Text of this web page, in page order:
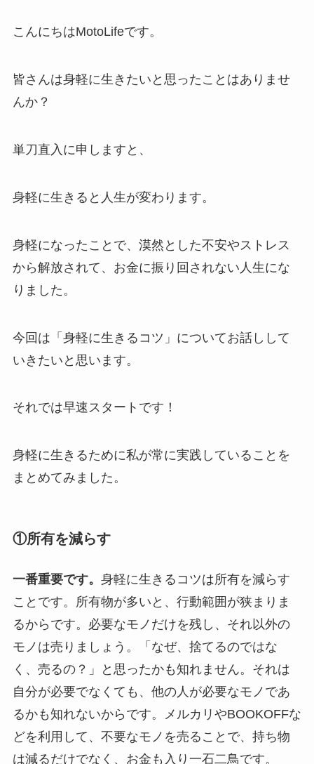
こんにちはMotoLifeです。
皆さんは身軽に生きたいと思ったことはありませ
んか？
単刀直入に申しますと、
身軽に生きると人生が変わります。
身軽になったことで、漠然とした不安やストレス
から解放されて、お金に振り回されない人生にな
りました。
今回は「身軽に生きるコツ」についてお話しして
いきたいと思います。
それでは早速スタートです！
身軽に生きるために私が常に実践していることを
まとめてみました。
①所有を減らす
一番重要です。 身軽に生きるコツは所有を減らす
ことです。所有物が多いと、行動範囲が狭まりま
るからです。必要なモノだけを残し、それ以外の
モノは売りましょう。「なぜ、捨てるのではな
く、売るの？」と思ったかも知れません。それは
自分が必要でなくても、他の人が必要なモノであ
るかも知れないからです。メルカリやBOOKOFFな
どを利用して、不要なモノを売ることで、持ち物
は減るだけでなく、お金も入り一石二鳥です。